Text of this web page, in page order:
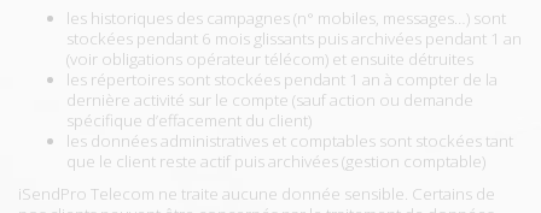
les historiques des campagnes (n° mobiles, messages…) sont
stockées pendant 6 mois glissants puis archivées pendant 1 an
(voir obligations opérateur télécom) et ensuite détruites
les répertoires sont stockées pendant 1 an à compter de la
dernière activité sur le compte (sauf action ou demande
spécifique d’effacement du client)
les données administratives et comptables sont stockées tant
que le client reste actif puis archivées (gestion comptable)
iSendPro Telecom ne traite aucune donnée sensible. Certains de